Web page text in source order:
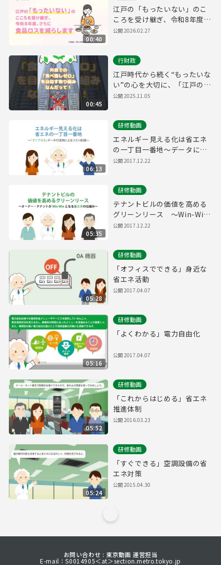
00:40
江戸の「もったいない」のこ
ころを受け継ぎ、令和8年度、
さらに食品ロスを減らします
公開2026.02.27
00:45
行財政
江戸時代から続く“もったいな
い”の心を大切に、「江戸のこ
ころで食品ロスゼロ！キャン
公開2025.11.05
06:13
研修動画
エネルギー見える化は省エネ
の一丁目一番地～データによ
るコスト削減～
公開2017.12.22
05:35
研修動画
テナントビルの価値を高める
グリーンリース ～Win-Win
の省エネ手法～
公開2017.12.22
05:28
研修動画
「オフィスでできる」身近な
省エネ活動
公開2017.04.07
05:16
研修動画
「よくわかる」電力自由化
公開2017.04.07
05:52
研修動画
「これからはじめる」省エネ
推進体制
公開2016.03.23
05:24
研修動画
「すぐできる」空調設備の省
エネ対策
公開2015.04.30
お問い合わせ : 東京動画 運営担当
E-mail：S0014905＜at＞section.metro.tokyo.jp